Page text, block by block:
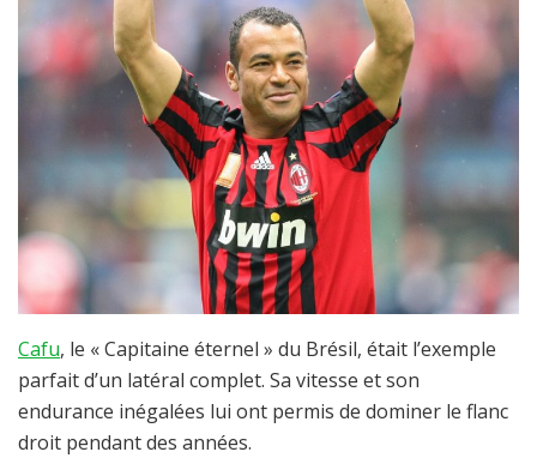
Cafu, le « Capitaine éternel » du Brésil, était l’exemple
parfait d’un latéral complet. Sa vitesse et son
endurance inégalées lui ont permis de dominer le flanc
droit pendant des années.